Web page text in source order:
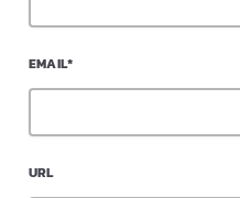
EMAIL*
URL